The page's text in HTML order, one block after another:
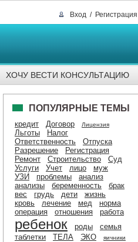
Вход / Регистрация
ХОЧУ ВЕСТИ КОНСУЛЬТАЦИЮ
ПОПУЛЯРНЫЕ ТЕМЫ
кредит Договор Лицензия
Льготы
Налог
Ответственность
Отпуска
Разрешение
Регистрация
Ремонт
Строительство
Суд
Услуги
Учет лицо
муж
УЗИ
проблемы
анализ
анализы
беременность
брак
вес
грудь дети
жизнь
кровь
лечение мед
норма
операция
отношения работа
ребенок роды
семья
таблетки
ТЕЛА ЭКО яичники